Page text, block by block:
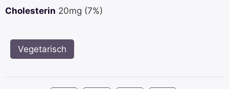
Cholesterin 20mg (7%)
Vegetarisch